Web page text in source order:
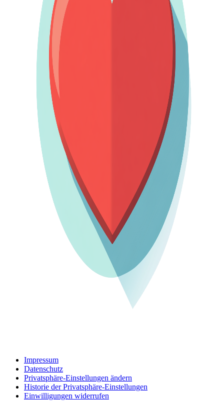
Impressum
Datenschutz
Privatsphäre-Einstellungen ändern
Historie der Privatsphäre-Einstellungen
Einwilligungen widerrufen